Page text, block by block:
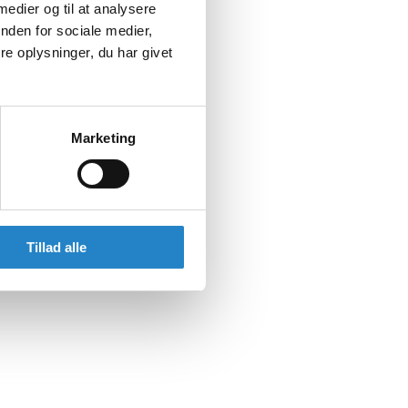
og til at analysere
for sociale medier,
oplysninger, du har givet
Marketing
Tillad alle